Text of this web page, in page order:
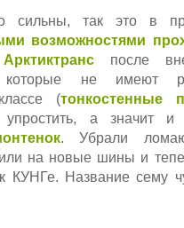
так это в
возможностями
Арктиктранспосле
которые не имеют
(тонкостенные
а значит и
. Убрали
на новые шины и
КУНГе. Название сему